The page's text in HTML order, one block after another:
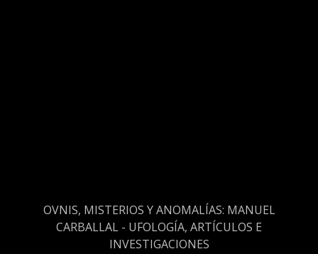
OVNIS, MISTERIOS Y ANOMALÍAS: MANUEL
CARBALLAL - UFOLOGÍA, ARTÍCULOS E
INVESTIGACIONES